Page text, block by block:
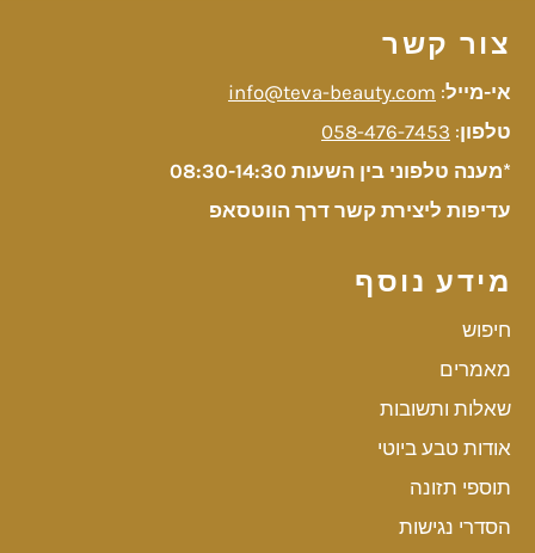
צור קשר
אי-מייל:
info@teva-beauty.com
טלפון:
058-476-7453
*מענה טלפוני בין השעות 08:30-14:30
עדיפות ליצירת קשר דרך הווטסאפ
מידע נוסף
חיפוש
מאמרים
שאלות ותשובות
אודות טבע ביוטי
תוספי תזונה
הסדרי נגישות